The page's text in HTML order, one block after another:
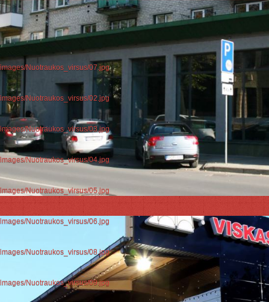
Nuotraukos_virsus/07.jpg
Nuotraukos_virsus/02.jpg
Nuotraukos_virsus/03.jpg
Nuotraukos_virsus/04.jpg
Nuotraukos_virsus/05.jpg
Nuotraukos_virsus/06.jpg
Nuotraukos_virsus/08.jpg
Nuotraukos_virsus/09.jpg